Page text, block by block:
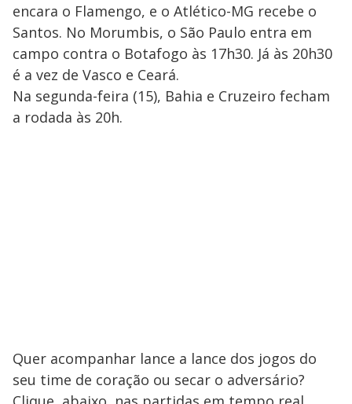
encara o Flamengo, e o Atlético-MG recebe o
Santos. No Morumbis, o São Paulo entra em
campo contra o Botafogo às 17h30. Já às 20h30
é a vez de Vasco e Ceará.
Na segunda-feira (15), Bahia e Cruzeiro fecham
a rodada às 20h.
Quer acompanhar lance a lance dos jogos do
seu time de coração ou secar o adversário?